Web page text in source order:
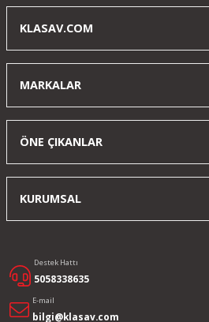
KLASAV.COM
MARKALAR
ÖNE ÇIKANLAR
KURUMSAL
Destek Hattı
5058338635
E-mail
bilgi@klasav.com